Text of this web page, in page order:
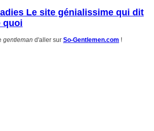
Le site génialissime qui dit
quoi
gentleman d'aller sur So-Gentlemen.com !